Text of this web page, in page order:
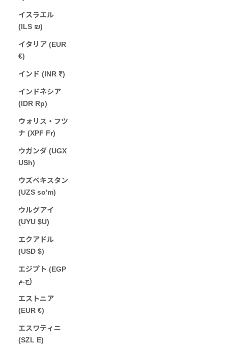
イスラエル
(ILS ₪)
イタリア (EUR
€)
インド (INR ₹)
インドネシア
(IDR Rp)
ウォリス・フツ
ナ (XPF Fr)
ウガンダ (UGX
USh)
ウズベキスタン
(UZS so'm)
ウルグアイ
(UYU $U)
エクアドル
(USD $)
エジプト (EGP
ج.م)
エストニア
(EUR €)
エスワティニ
(SZL E)